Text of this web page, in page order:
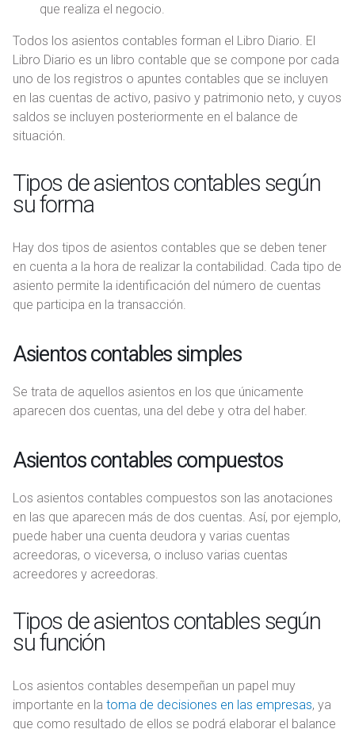
que realiza el negocio.
Todos los asientos contables forman el Libro Diario. El
Libro Diario es un libro contable que se compone por cada
uno de los registros o apuntes contables que se incluyen
en las cuentas de activo, pasivo y patrimonio neto, y cuyos
saldos se incluyen posteriormente en el balance de
situación.
Tipos de asientos contables según
su forma
Hay dos tipos de asientos contables que se deben tener
en cuenta a la hora de realizar la contabilidad. Cada tipo de
asiento permite la identificación del número de cuentas
que participa en la transacción.
Asientos contables simples
Se trata de aquellos asientos en los que únicamente
aparecen dos cuentas, una del debe y otra del haber.
Asientos contables compuestos
Los asientos contables compuestos son las anotaciones
en las que aparecen más de dos cuentas. Así, por ejemplo,
puede haber una cuenta deudora y varias cuentas
acreedoras, o viceversa, o incluso varias cuentas
acreedores y acreedoras.
Tipos de asientos contables según
su función
Los asientos contables desempeñan un papel muy
importante en la toma de decisiones en las empresas, ya
que como resultado de ellos se podrá elaborar el balance